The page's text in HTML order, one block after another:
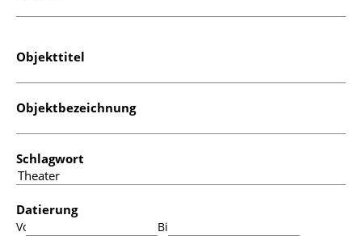
Objekttitel
Objektbezeichnung
Schlagwort
Datierung
Von: Bis: